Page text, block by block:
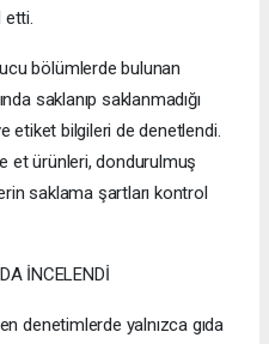
etti.
bölümlerde bulunan
saklanıp saklanmadığı
etiket bilgileri de denetlendi.
et ürünleri, dondurulmuş
saklama şartları kontrol
İNCELENDİ
denetimlerde yalnızca gıda